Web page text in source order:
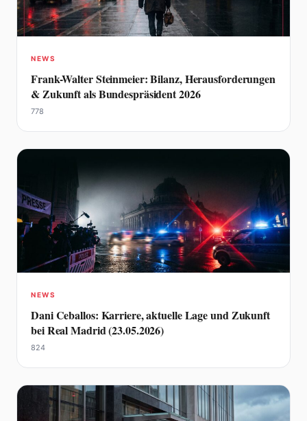
NEWS
Frank-Walter Steinmeier: Bilanz, Herausforderungen
& Zukunft als Bundespräsident 2026
778
NEWS
Dani Ceballos: Karriere, aktuelle Lage und Zukunft
bei Real Madrid (23.05.2026)
824